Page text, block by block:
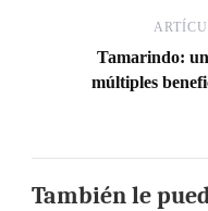
Tamarindo:
múltiples
También le